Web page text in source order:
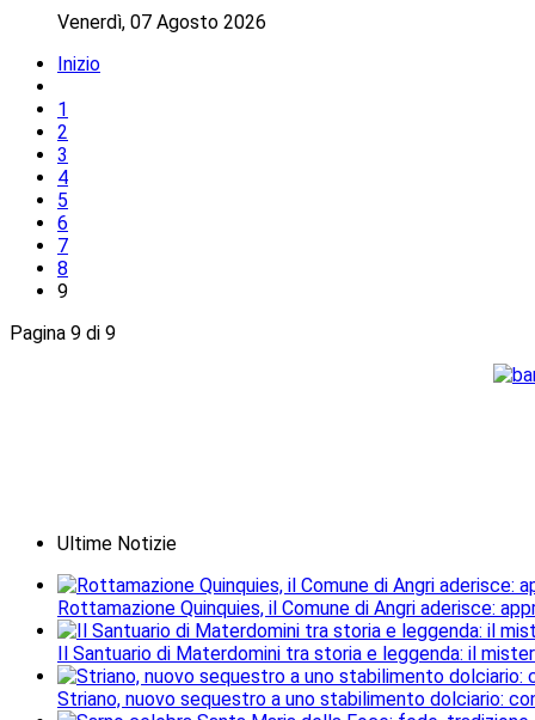
Venerdì, 07 Agosto 2026
Inizio
1
2
3
4
5
6
7
8
9
Pagina 9 di 9
Ultime Notizie
Rottamazione Quinquies, il Comune di Angri aderisce:
Il Santuario di Materdomini tra storia e leggenda: il
Striano, nuovo sequestro a uno stabilimento dolciario: